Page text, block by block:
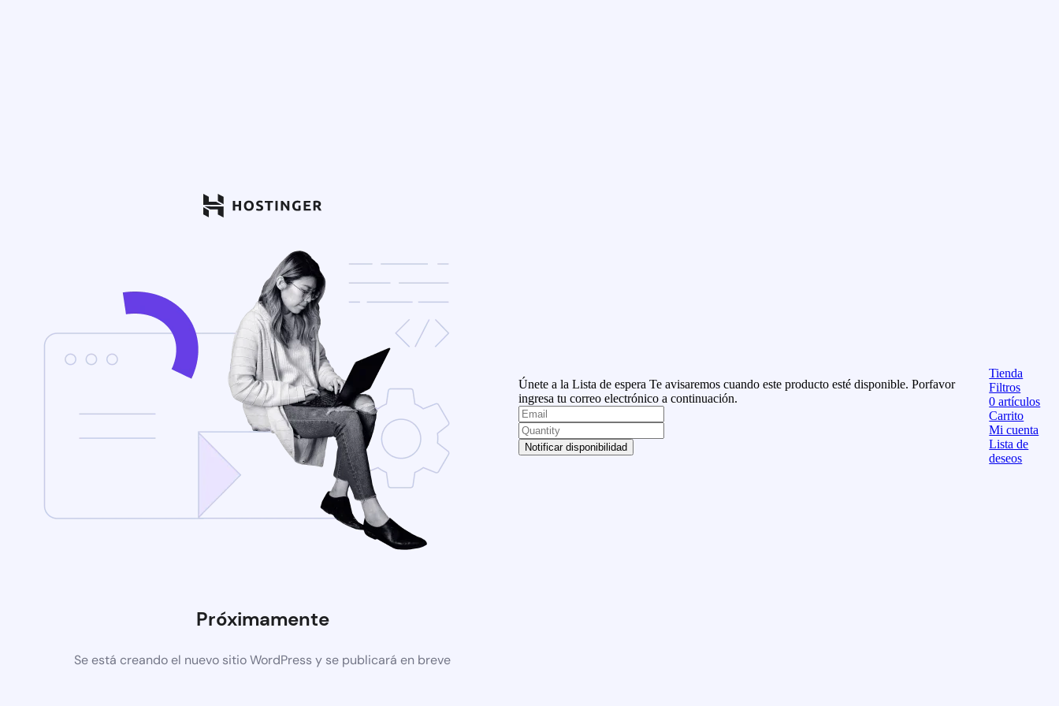
Próximamente
Se está creando el nuevo sitio WordPress y se publicará en breve
Únete a la Lista de espera Te avisaremos cuando este producto esté disponible. Porfavor
ingresa tu correo electrónico a continuación.
Notificar disponibilidad
Tienda
Filtros
0artículos
Carrito
Mi cuenta
Lista de
deseos